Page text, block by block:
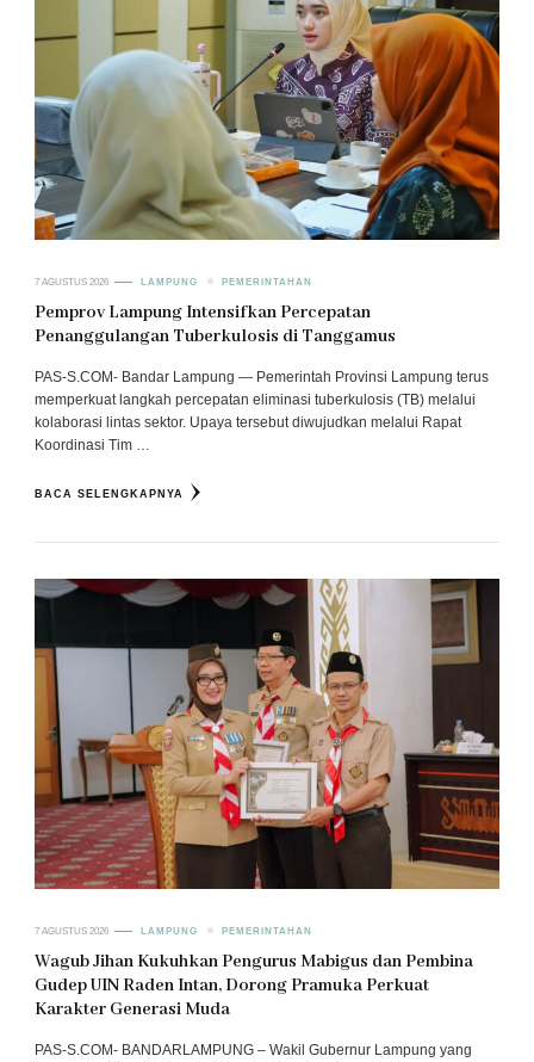
7 AGUSTUS 2026 LAMPUNG PEMERINTAHAN
Pemprov Lampung Intensifkan Percepatan
Penanggulangan Tuberkulosis di Tanggamus
PAS-S.COM- Bandar Lampung — Pemerintah Provinsi Lampung terus
memperkuat langkah percepatan eliminasi tuberkulosis (TB) melalui
kolaborasi lintas sektor. Upaya tersebut diwujudkan melalui Rapat
Koordinasi Tim …
BACA SELENGKAPNYA
7 AGUSTUS 2026 LAMPUNG PEMERINTAHAN
Wagub Jihan Kukuhkan Pengurus Mabigus dan Pembina
Gudep UIN Raden Intan, Dorong Pramuka Perkuat
Karakter Generasi Muda
PAS-S.COM- BANDARLAMPUNG – Wakil Gubernur Lampung yang